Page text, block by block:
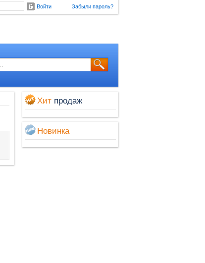
Войти Забыли пароль?
Хит продаж
Новинка